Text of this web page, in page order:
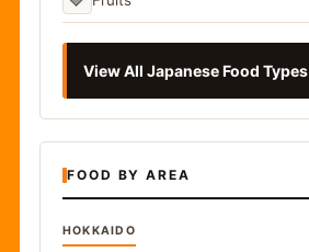
View All Japanese Food Types
FOOD BY AREA
HOKKAIDO